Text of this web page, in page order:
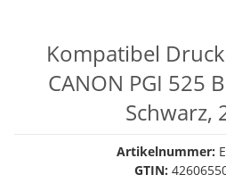
Kompatibel
CANON PGI 525
Schwarz,
Artikelnummer:
GTIN: